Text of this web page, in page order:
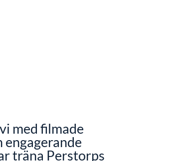
med filmade
träna Perstorps